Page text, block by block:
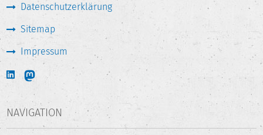
Datenschutzerklärung
Sitemap
Impressum
NAVIGATION